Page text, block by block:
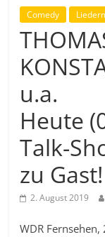
Comedy
u.a.
Heute
Talk-
zu Gast!
2. August 2019
WDR